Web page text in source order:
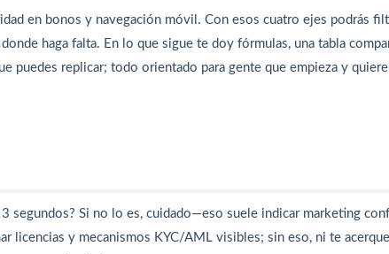
en bonos y navegación móvil. Con esos cuatro ejes podrás
haga falta. En lo que sigue te doy fórmulas, una tabla
puedes replicar; todo orientado para gente que empieza y quiere
segundos? Si no lo es, cuidado—eso suele indicar marketing
licencias y mecanismos KYC/AML visibles; sin eso, ni te